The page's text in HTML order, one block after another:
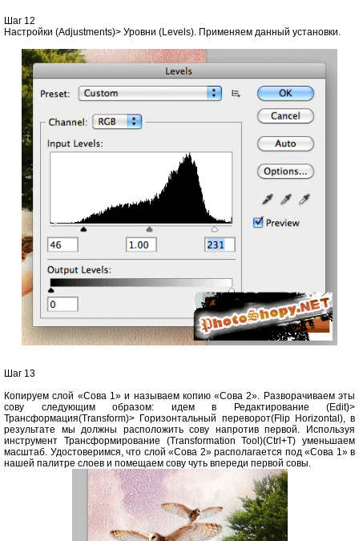
Шаг 12
Настройки (Adjustments)> Уровни (Levels). Применяем данный установки.
Шаг 13
Копируем слой «Сова 1» и называем копию «Сова 2». Разворачиваем эты
сову следующим образом: идем в Редактирование (Edit)>
Трансформация(Transform)> Горизонтальный переворот(Flip Horizontal), в
результате мы должны расположить сову напротив первой. Используя
инструмент Трансформирование (Transformation Tool)(Ctrl+T) уменьшаем
масштаб. Удостоверимся, что слой «Сова 2» располагается под «Сова 1» в
нашей палитре слоев и помещаем сову чуть впереди первой совы.